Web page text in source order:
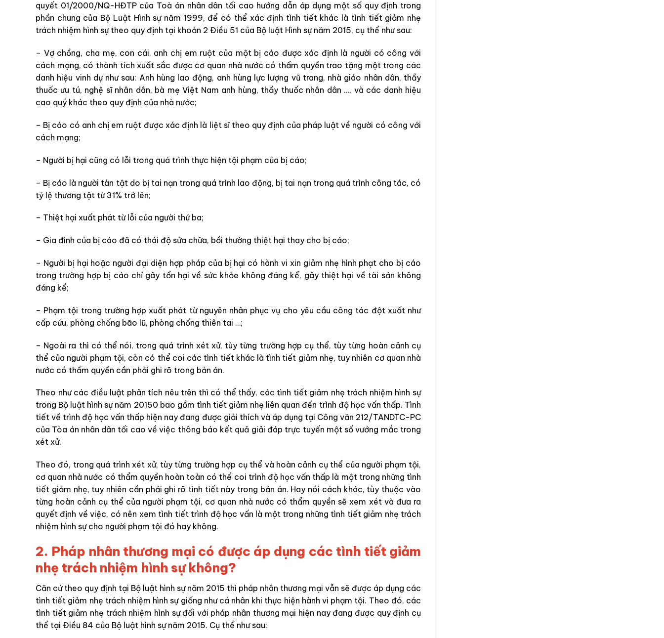
quyết 01/2000/NQ-HĐTP của Toà án nhân dân tối cao hướng dẫn áp dụng một số quy định trong
phần chung của Bộ Luật Hình sự năm 1999, để có thể xác định tình tiết khác là tình tiết giảm nhẹ
trách nhiệm hình sự theo quy định tại khoản 2 Điều 51 của Bộ luật Hình sự năm 2015, cụ thể như sau:
– Vợ chồng, cha mẹ, con cái, anh chị em ruột của một bị cáo được xác định là người có công với
cách mạng, có thành tích xuất sắc được cơ quan nhà nước có thẩm quyền trao tặng một trong các
danh hiệu vinh dự như sau: Anh hùng lao động, anh hùng lực lượng vũ trang, nhà giáo nhân dân, thầy
thuốc ưu tú, nghệ sĩ nhân dân, bà mẹ Việt Nam anh hùng, thầy thuốc nhân dân …, và các danh hiệu
cao quý khác theo quy định của nhà nước;
– Bị cáo có anh chị em ruột được xác định là liệt sĩ theo quy định của pháp luật về người có công với
cách mạng;
– Người bị hại cũng có lỗi trong quá trình thực hiện tội phạm của bị cáo;
– Bị cáo là người tàn tật do bị tai nạn trong quá trình lao động, bị tai nạn trong quá trình công tác, có
tỷ lệ thương tật từ 31% trở lên;
– Thiệt hại xuất phát từ lỗi của người thứ ba;
– Gia đình của bị cáo đã có thái độ sửa chữa, bồi thường thiệt hại thay cho bị cáo;
– Người bị hại hoặc người đại diện hợp pháp của bị hại có hành vi xin giảm nhẹ hình phạt cho bị cáo
trong trường hợp bị cáo chỉ gây tổn hại về sức khỏe không đáng kể, gây thiệt hại về tài sản không
đáng kể;
– Phạm tội trong trường hợp xuất phát từ nguyên nhân phục vụ cho yêu cầu công tác đột xuất như
cấp cứu, phòng chống bão lũ, phòng chống thiên tai …;
– Ngoài ra thì có thể nói, trong quá trình xét xử, tùy từng trường hợp cụ thể, tùy từng hoàn cảnh cụ
thể của người phạm tội, còn có thể coi các tình tiết khác là tình tiết giảm nhẹ, tuy nhiên cơ quan nhà
nước có thẩm quyền cần phải ghi rõ trong bản án.
Theo như các điều luật phân tích nêu trên thì có thể thấy, các tình tiết giảm nhẹ trách nhiệm hình sự
trong Bộ luật hình sự năm 20150 bao gồm tình tiết giảm nhẹ liên quan đến trình độ học vấn thấp. Tình
tiết về trình độ học vấn thấp hiện nay đang được giải thích và áp dụng tại Công văn 212/TANDTC-PC
của Tòa án nhân dân tối cao về việc thông báo kết quả giải đáp trực tuyến một số vướng mắc trong
xét xử.
Theo đó, trong quá trình xét xử, tùy từng trường hợp cụ thể và hoàn cảnh cụ thể của người phạm tội,
cơ quan nhà nước có thẩm quyền hoàn toàn có thể coi trình độ học vấn thấp là một trong những tình
tiết giảm nhẹ, tuy nhiên cần phải ghi rõ tình tiết này trong bản án. Hay nói cách khác, tùy thuộc vào
từng hoàn cảnh cụ thể của người phạm tội, cơ quan nhà nước có thẩm quyền sẽ xem xét và đưa ra
quyết định về việc, có nên xem tình tiết trình độ học vấn là một trong những tình tiết giảm nhẹ trách
nhiệm hình sự cho người phạm tội đó hay không.
2. Pháp nhân thương mại có được áp dụng các tình tiết giảm
nhẹ trách nhiệm hình sự không?
Căn cứ theo quy định tại Bộ luật hình sự năm 2015 thì pháp nhân thương mại vẫn sẽ được áp dụng các
tình tiết giảm nhẹ trách nhiệm hình sự giống như cá nhân khi thực hiện hành vi phạm tội. Theo đó, các
tình tiết giảm nhẹ trách nhiệm hình sự đối với pháp nhân thương mại hiện nay đang được quy định cụ
thể tại Điều 84 của Bộ luật hình sự năm 2015. Cụ thể như sau: